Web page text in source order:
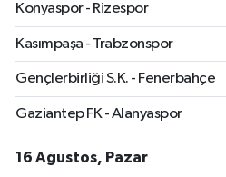
Konyaspor - Rizespor
Kasımpaşa - Trabzonspor
Gençlerbirliği S.K. - Fenerbahçe
Gaziantep FK - Alanyaspor
16 Ağustos, Pazar